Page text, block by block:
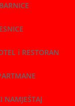
i RESTORAN
NAMJEŠTAJ